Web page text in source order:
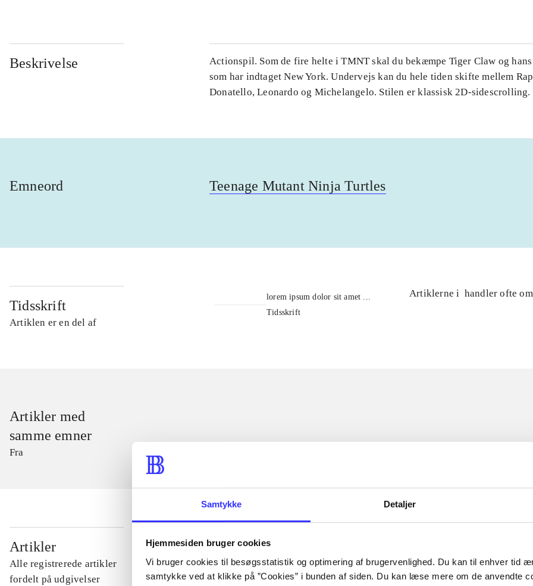
Samtykke Detaljer
Hjemmesiden bruger cookies
Vi bruger cookies til besøgsstatistik og optimering af brugervenlighed. Du kan til enhver tid
samtykke ved at klikke på ”Cookies” i bunden af siden. Du kan læse mere om de anvendte
Beskrivelse
Actionspil. Som de fire helte i TMNT skal du bekæmpe Tiger Claw og
som har indtaget New York. Undervejs kan du hele tiden skifte mellem
Donatello, Leonardo og Michelangelo. Stilen er klassisk 2D-sidescrolling.
Emneord Teenage Mutant Ninja Turtles
Tidsskrift
Artiklen er en del af
lorem ipsum dolor sit amet ...
Tidsskrift
Artiklerne i handler ofte om
Artikler med
samme emner
Fra
Artikler
Alle registrerede artikler
fordelt på udgivelser
...